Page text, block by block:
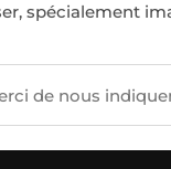
spécialement